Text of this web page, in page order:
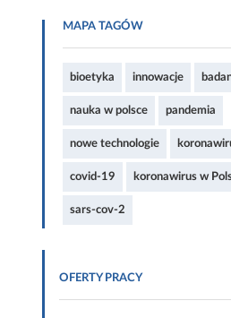
MAPA TAGÓW
bioetyka innowacje
nauka w polsce pandemia
nowe technologie
covid-19 koronawirus w
sars-cov-2
OFERTY PRACY